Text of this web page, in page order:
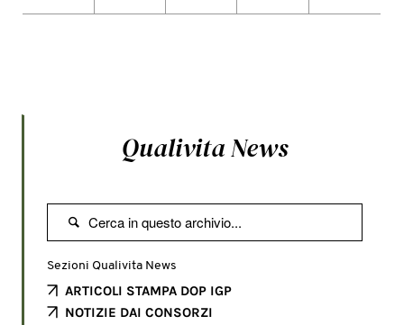
Qualivita News

Sezioni Qualivita News
ARTICOLI STAMPA DOP IGP
NOTIZIE DAI CONSORZI